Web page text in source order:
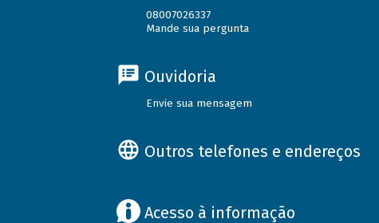
08007026337
Mande sua pergunta
Ouvidoria
Envie sua mensagem
Outros telefones e endereços
Acesso à informação